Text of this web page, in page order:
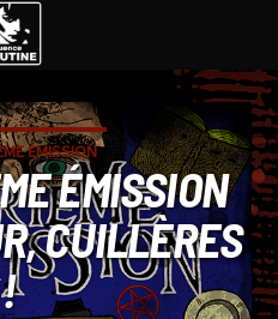
ÉMISSION
ÉMISSION
CUILLÈRES
!